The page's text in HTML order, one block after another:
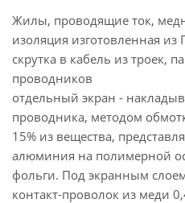
Жилы, проводящие ток,
изоляция изготовленная из
скрутка в кабель из троек,
проводников
отдельный экран -
проводника, методом
15% из вещества,
алюминия на полимерной
фольги. Под экранным
контакт-проволок из меди